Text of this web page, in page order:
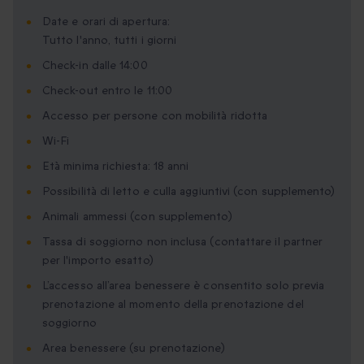
Date e orari di apertura:
Tutto l'anno, tutti i giorni
Check-in dalle 14:00
Check-out entro le 11:00
Accesso per persone con mobilità ridotta
Wi-Fi
Età minima richiesta: 18 anni
Possibilità di letto e culla aggiuntivi (con supplemento)
Animali ammessi (con supplemento)
Tassa di soggiorno non inclusa (contattare il partner
per l'importo esatto)
L’accesso all’area benessere è consentito solo previa
prenotazione al momento della prenotazione del
soggiorno
Area benessere (su prenotazione)